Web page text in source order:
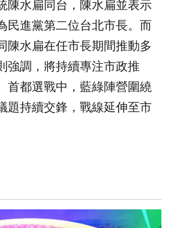
陳水扁同台，陳水扁並表示
民進黨第二位台北市長。而
陳水扁在任市長期間推動多
強調，將持續專注市政推
首都選戰中，藍綠陣營圍繞
題持續交鋒，戰線延伸至市